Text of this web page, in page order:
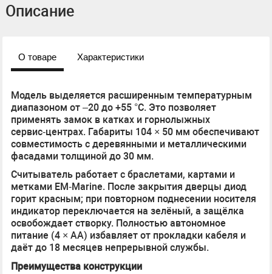
Описание
О товаре Характеристики
Модель выделяется расширенным температурным
диапазоном от –20 до +55 °C. Это позволяет
применять замок в катках и горнолыжных
сервис‑центрах. Габариты 104 × 50 мм обеспечивают
совместимость с деревянными и металлическими
фасадами толщиной до 30 мм.
Считыватель работает с браслетами, картами и
метками EM‑Marine. После закрытия дверцы диод
горит красным; при повторном поднесении носителя
индикатор переключается на зелёный, а защёлка
освобождает створку. Полностью автономное
питание (4 × AA) избавляет от прокладки кабеля и
даёт до 18 месяцев непрерывной службы.
Преимущества конструкции